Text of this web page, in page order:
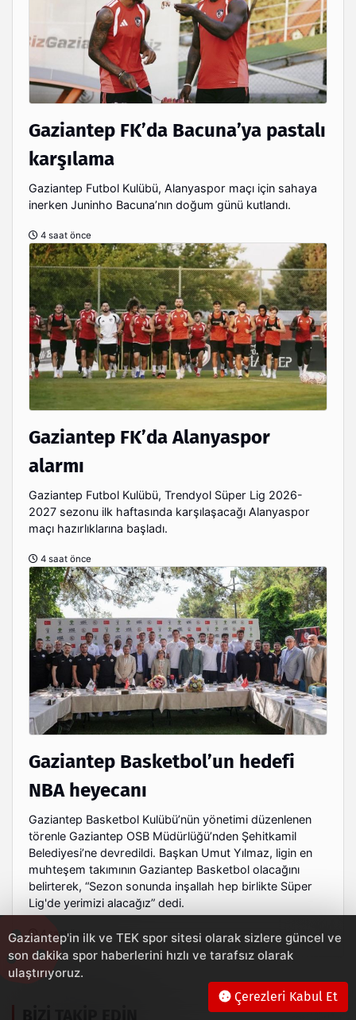
Gaziantep FK’da Bacuna’ya pastalı
karşılama
Gaziantep Futbol Kulübü, Alanyaspor maçı için sahaya
inerken Juninho Bacuna’nın doğum günü kutlandı.
4 saat önce
Gaziantep FK’da Alanyaspor
alarmı
Gaziantep Futbol Kulübü, Trendyol Süper Lig 2026-
2027 sezonu ilk haftasında karşılaşacağı Alanyaspor
maçı hazırlıklarına başladı.
4 saat önce
Gaziantep Basketbol’un hedefi
NBA heyecanı
Gaziantep Basketbol Kulübü’nün yönetimi düzenlenen
törenle Gaziantep OSB Müdürlüğü’nden Şehitkamil
Belediyesi’ne devredildi. Başkan Umut Yılmaz, ligin en
muhteşem takımının Gaziantep Basketbol olacağını
belirterek, “Sezon sonunda inşallah hep birlikte Süper
Lig'de yerimizi alacağız” dedi.
4 saat önce
Gaziantep'in ilk ve TEK spor sitesi olarak sizlere güncel ve
son dakika spor haberlerini hızlı ve tarafsız olarak
ulaştırıyoruz.
Çerezleri Kabul Et